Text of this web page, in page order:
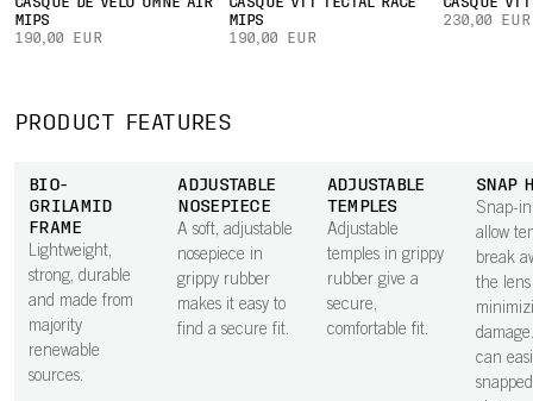
CASQUE DE VÉLO OMNE AIR
MIPS
190,00 EUR
CASQUE VTT TECTAL RACE
MIPS
190,00 EUR
CASQUE
230,00 EUR
PRODUCT FEATURES
BIO-
GRILAMID
FRAME
Lightweight,
strong, durable
and made from
majority
renewable
sources.
ADJUSTABLE
NOSEPIECE
A soft, adjustable
nosepiece in
grippy rubber
makes it easy to
find a secure fit.
ADJUSTABLE
TEMPLES
Adjustable
temples in grippy
rubber give a
secure,
comfortable fit.
SNAP
Snap-
allow
break
the
can